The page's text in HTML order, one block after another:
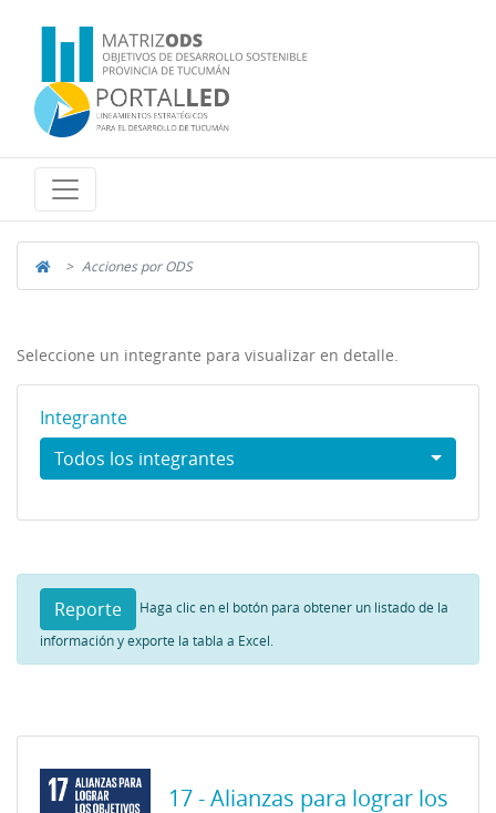
Acciones por ODS
Seleccione un integrante para visualizar en detalle.
Integrante
Todos los integrantes
Reporte
Haga clic en el botón para obtener un listado de la
información y exporte la tabla a Excel.
17 - Alianzas para lograr los